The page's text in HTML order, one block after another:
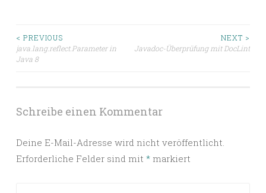
Beitragsnavigation
< PREVIOUS
java.lang.reflect.Parameter in
Java 8
NEXT >
Javadoc-Überprüfung mit DocLint
Schreibe einen Kommentar
Deine E-Mail-Adresse wird nicht veröffentlicht.
Erforderliche Felder sind mit * markiert